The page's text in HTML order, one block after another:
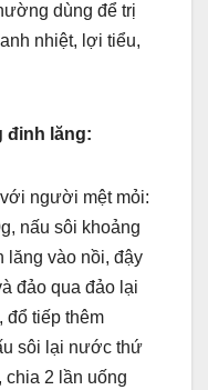
dùng để trị
nhiệt, lợi tiểu,
đinh lăng:
người mệt mỏi:
nấu sôi khoảng
lăng vào nồi, đậy
đảo qua đảo lại
đổ tiếp thêm
sôi lại nước thứ
2 lần uống